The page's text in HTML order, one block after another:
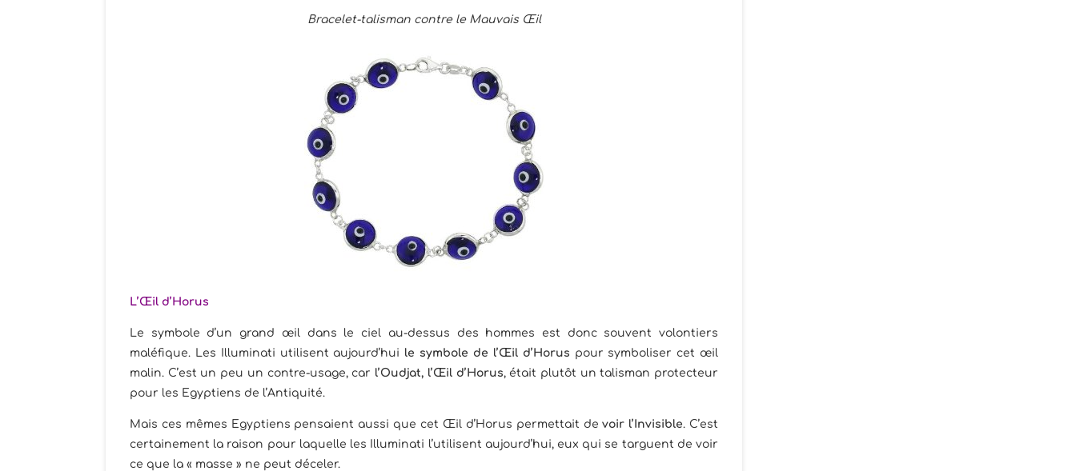
Bracelet-talisman contre le Mauvais Œil
L’Œil d’Horus
Le symbole d’un grand œil dans le ciel au-dessus des hommes est donc souvent volontiers
maléfique. Les Illuminati utilisent aujourd’hui le symbole de l’Œil d’Horus pour symboliser cet œil
malin. C’est un peu un contre-usage, car l’Oudjat, l’Œil d’Horus, était plutôt un talisman protecteur
pour les Egyptiens de l’Antiquité.
Mais ces mêmes Egyptiens pensaient aussi que cet Œil d’Horus permettait devoir l’Invisible. C’est
certainement la raison pour laquelle les Illuminati l’utilisent aujourd’hui, eux qui se targuent de voir
ce que la « masse » ne peut déceler.